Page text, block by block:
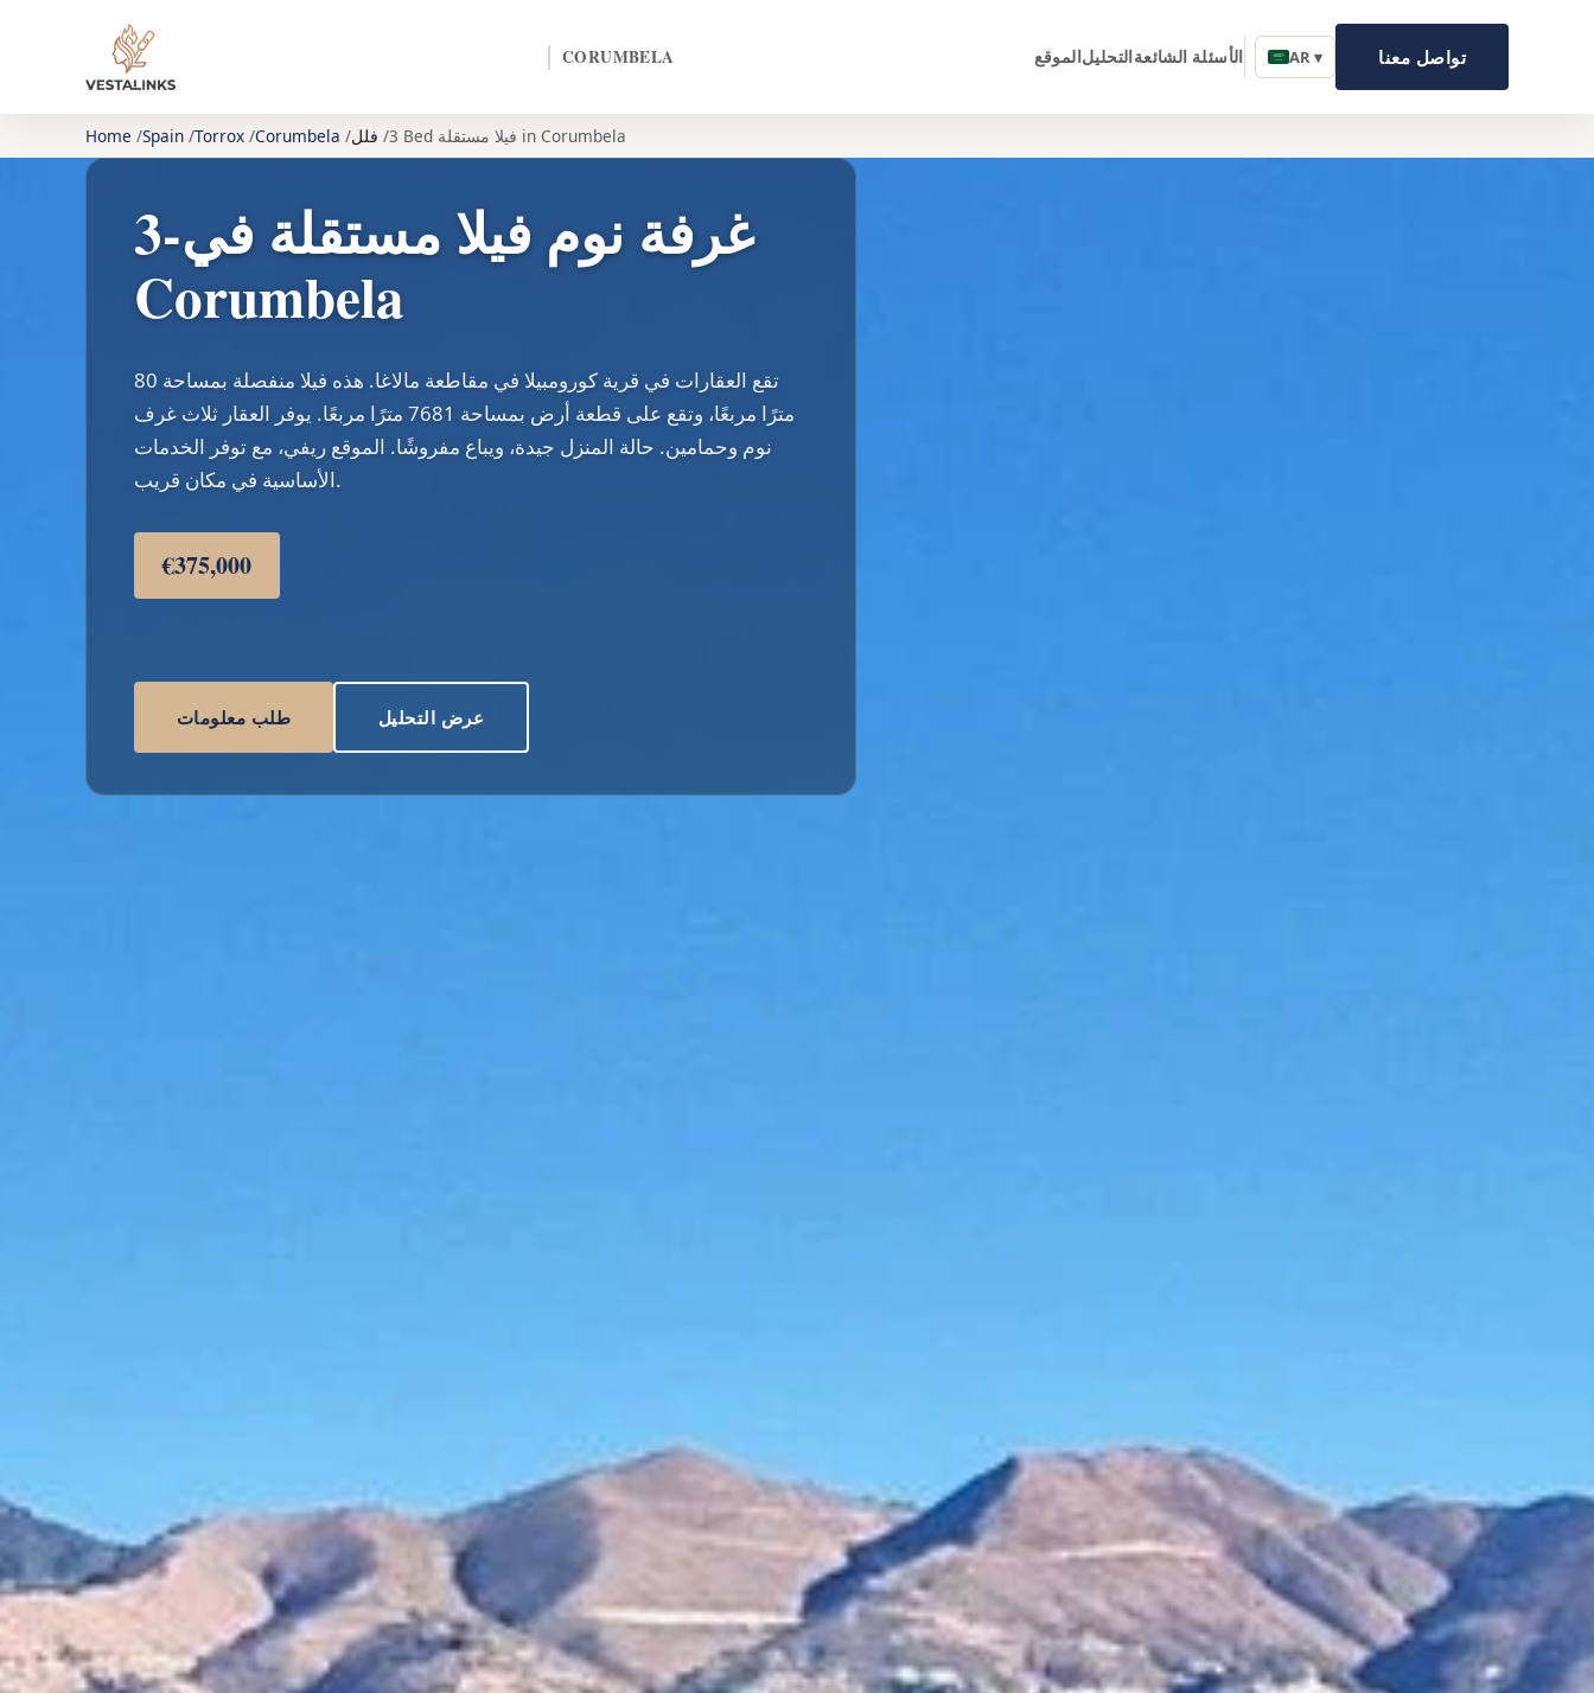
CORUMBELA الموقعالتحليلالأسئلة الشائعة AR ▾ تواصل معنا
Home Spain Torrox Corumbela فلل 3 Bed فيلا مستقلة in Corumbela
3-غرفة نوم فيلا مستقلة في
Corumbela
تقع العقارات في قرية كورومبيلا في مقاطعة مالاغا. هذه فيلا منفصلة بمساحة 80
مترًا مربعًا، وتقع على قطعة أرض بمساحة 7681 مترًا مربعًا. يوفر العقار ثلاث غرف
نوم وحمامين. حالة المنزل جيدة، ويباع مفروشًا. الموقع ريفي، مع توفر الخدمات
الأساسية في مكان قريب.
€375,000
طلب معلومات عرض التحليل